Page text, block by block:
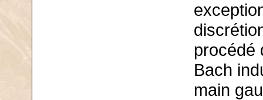
procédé
Bach
main